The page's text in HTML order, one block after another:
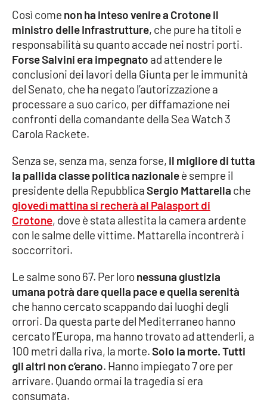
EDIZIONI
LOCALI
Catanzaro
Crotone
Vibo Valentia
Reggio Calabria
Cosenza
Lamezia Terme
SPECIALI
Buona Sanità Calabria
LA
CALABRIAVISIONE
Destinazioni
Eventi
Così come non ha inteso venire a Crotone il
ministro delle Infrastrutture, che pure ha titoli e
responsabilità su quanto accade nei nostri porti.
Forse Salvini era impegnato ad attendere le
conclusioni dei lavori della Giunta per le immunità
del Senato, che ha negato l’autorizzazione a
processare a suo carico, per diffamazione nei
confronti della comandante della Sea Watch 3
Carola Rackete.
Senza se, senza ma, senza forse, il migliore di tutta
la pallida classe politica nazionaleè sempre il
presidente della RepubblicaSergio Mattarella che
giovedì mattina si recherà al Palasport di
Crotone, dove è stata allestita la camera ardente
con le salme delle vittime. Mattarella incontrerà i
soccorritori.
Le salme sono 67. Per loronessuna giustizia
umana potrà dare quella pace e quella serenità
che hanno cercato scappando dai luoghi degli
orrori. Da questa parte del Mediterraneo hanno
cercato l’Europa, ma hanno trovato ad attenderli, a
100 metri dalla riva, la morte.Solo la morte. Tutti
gli altri non c’erano. Hanno impiegato 7 ore per
arrivare. Quando ormai la tragedia si era
consumata.